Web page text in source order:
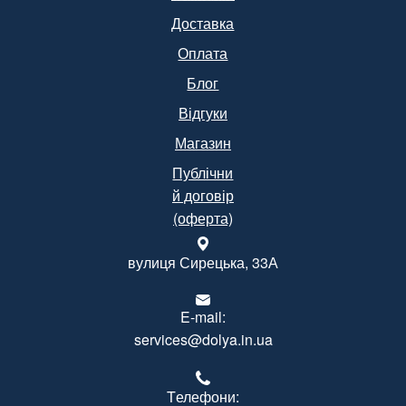
Доставка
Оплата
Блог
Відгуки
Магазин
Публічни
й договір
(оферта)
вулиця Сирецька, 33А
E-mail:
services@dolya.in.ua
Tелефони: